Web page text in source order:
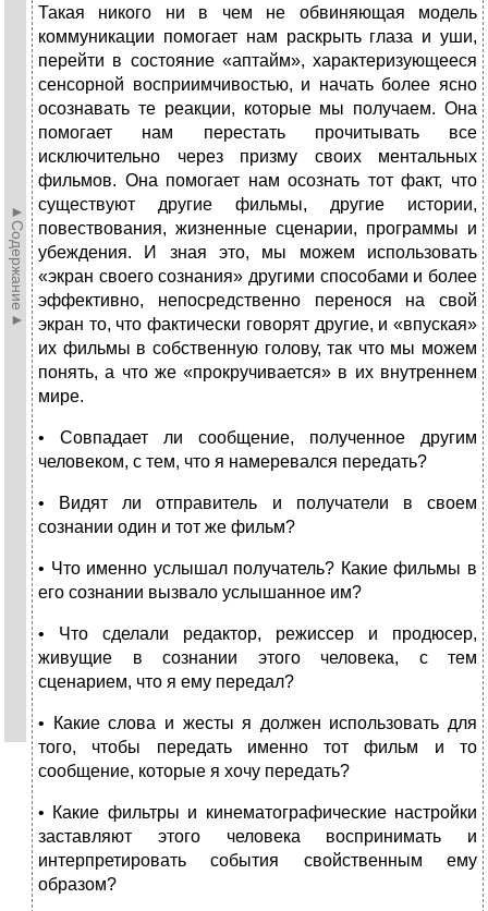
►Содержание►
Такая никого ни в чем не обвиняющая модель
коммуникации помогает нам раскрыть глаза и уши,
перейти в состояние «аптайм», характеризующееся
сенсорной восприимчивостью, и начать более ясно
осознавать те реакции, которые мы получаем. Она
помогает нам перестать прочитывать все
исключительно через призму своих ментальных
фильмов. Она помогает нам осознать тот факт, что
существуют другие фильмы, другие истории,
повествования, жизненные сценарии, программы и
убеждения. И зная это, мы можем использовать
«экран своего сознания» другими способами и более
эффективно, непосредственно перенося на свой
экран то, что фактически говорят другие, и «впуская»
их фильмы в собственную голову, так что мы можем
понять, а что же «прокручивается» в их внутреннем
мире.
• Совпадает ли сообщение, полученное другим
человеком, с тем, что я намеревался передать?
• Видят ли отправитель и получатели в своем
сознании один и тот же фильм?
• Что именно услышал получатель? Какие фильмы в
его сознании вызвало услышанное им?
• Что сделали редактор, режиссер и продюсер,
живущие в сознании этого человека, с тем
сценарием, что я ему передал?
• Какие слова и жесты я должен использовать для
того, чтобы передать именно тот фильм и то
сообщение, которые я хочу передать?
• Какие фильтры и кинематографические настройки
заставляют этого человека воспринимать и
интерпретировать события свойственным ему
образом?